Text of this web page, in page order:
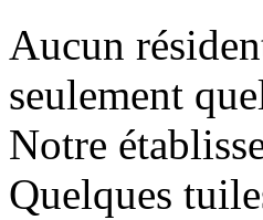
Aucun
seulement
Notre
Quelques